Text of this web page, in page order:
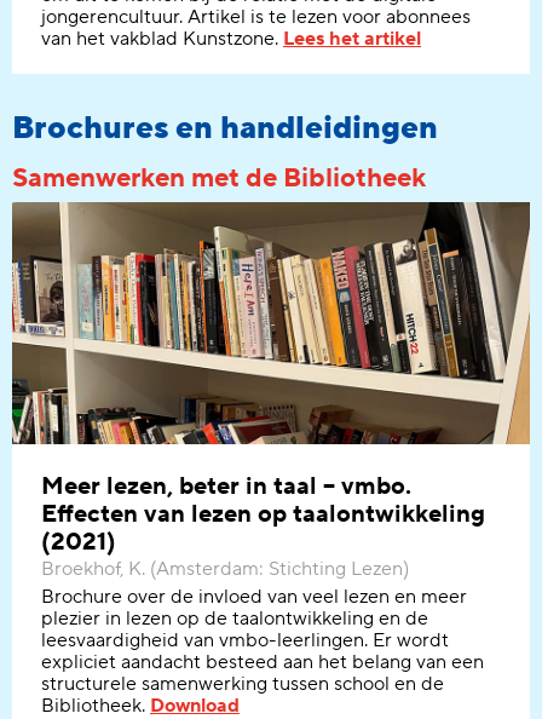
jongerencultuur. Artikel is te lezen voor abonnees
van het vakblad Kunstzone. Lees het artikel
Brochures en handleidingen
Samenwerken met de Bibliotheek
Meer lezen, beter in taal – vmbo.
Effecten van lezen op taalontwikkeling
(2021)
Broekhof, K. (Amsterdam: Stichting Lezen)
Brochure over de invloed van veel lezen en meer
plezier in lezen op de taalontwikkeling en de
leesvaardigheid van vmbo-leerlingen. Er wordt
expliciet aandacht besteed aan het belang van een
structurele samenwerking tussen school en de
Bibliotheek. Download